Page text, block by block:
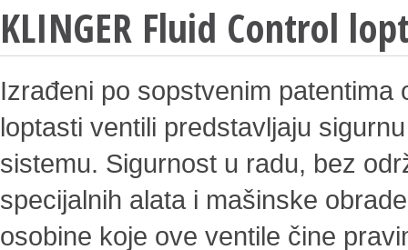
KLINGER Fluid Control
Izrađeni po sopstvenim patentima
loptasti ventili predstavljaju
sistemu. Sigurnost u radu, bez
specijalnih alata i mašinske
osobine koje ove ventile čine